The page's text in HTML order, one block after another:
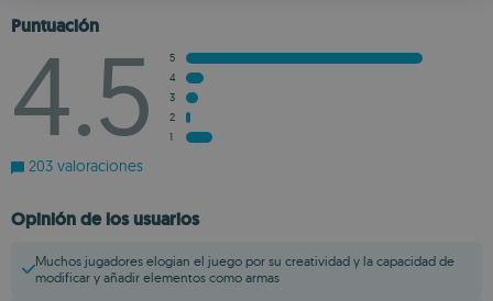
Puntuación
4.5
5
4
3
2
1
203 valoraciones
Opinión de los usuarios
Muchos jugadores elogian el juego por su creatividad y la capacidad de
modificar y añadir elementos como armas